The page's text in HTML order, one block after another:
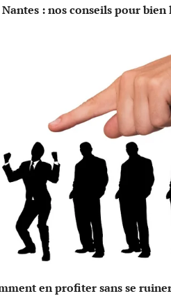
: nos conseils pour bien
en profiter sans se